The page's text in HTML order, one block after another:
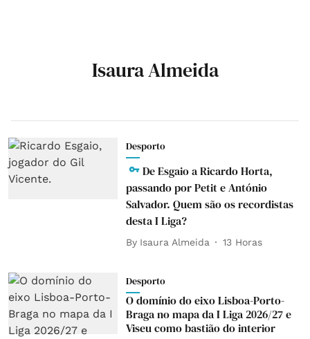
Isaura Almeida
Desporto
De Esgaio a Ricardo Horta,
passando por Petit e António
Salvador. Quem são os recordistas
desta I Liga?
By Isaura Almeida 13 Horas
Desporto
O domínio do eixo Lisboa-Porto-
Braga no mapa da I Liga 2026/27 e
Viseu como bastião do interior